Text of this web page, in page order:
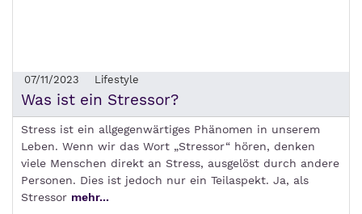
07/11/2023 Lifestyle
Was ist ein Stressor?
Stress ist ein allgegenwärtiges Phänomen in unserem
Leben. Wenn wir das Wort „Stressor“ hören, denken
viele Menschen direkt an Stress, ausgelöst durch andere
Personen. Dies ist jedoch nur ein Teilaspekt. Ja, als
Stressor mehr...